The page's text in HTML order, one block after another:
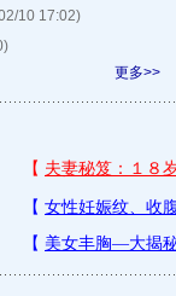
10 17:02)
更多>>